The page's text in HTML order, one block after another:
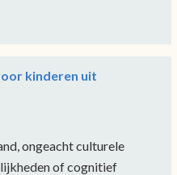
kinderen uit
ongeacht culturele
of cognitief